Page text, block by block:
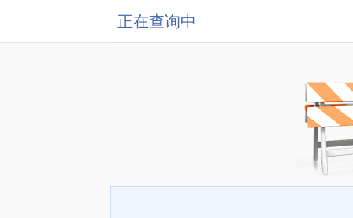
正在查询中